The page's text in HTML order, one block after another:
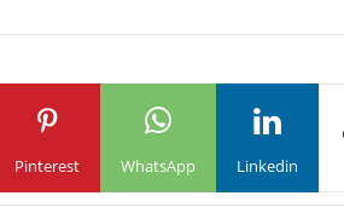
Pinterest WhatsApp Linkedin